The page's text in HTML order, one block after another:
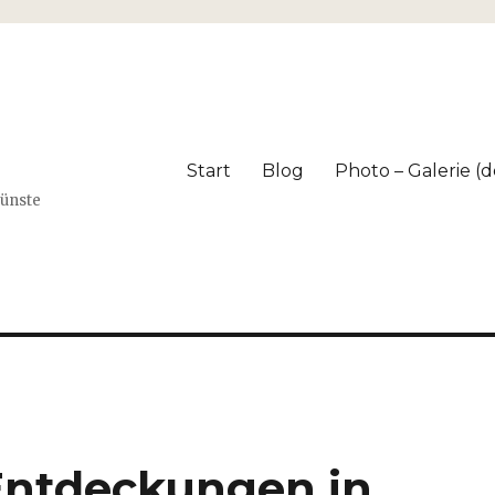
Start Blog Photo – Galerie